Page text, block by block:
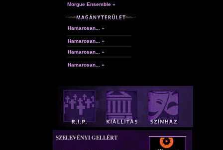
Morgue Ensemble »
Hamarosan... »
Hamarosan... »
Hamarosan... »
Hamarosan... »
SZELEVÉNYI GELLÉRT